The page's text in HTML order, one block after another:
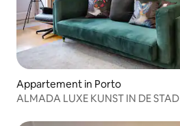
Appartement in Porto
ALMADA LUXE KUNST IN DE STAD APPARTEMENT |